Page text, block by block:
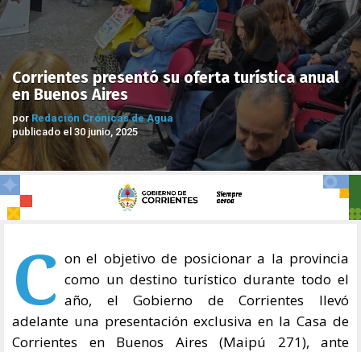
Corrientes presentó su oferta turística anual
en Buenos Aires
por Redación Crónicas de Agua
publicado el 30 junio, 2025
C on el objetivo de posicionar a la provincia
como un destino turístico durante todo el
año, el Gobierno de Corrientes llevó
adelante una presentación exclusiva en la Casa de
Corrientes en Buenos Aires (Maipú 271), ante